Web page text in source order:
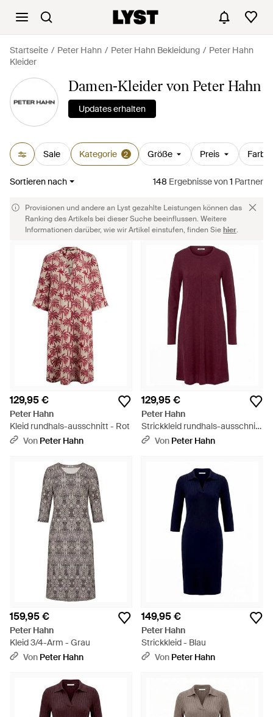
Startseite Peter Hahn Peter Hahn Bekleidung
Peter Hahn
Kleider
Damen-Kleider von Peter Hahn
Updates erhalten
Sale Kategorie 2 Größe Preis Farbe
Sortieren nach 148 Ergebnissevon1 Partner
Provisionen und andere an Lyst gezahlte Leistungen können das
Ranking des Artikels bei dieser Suche beeinflussen. Weitere
Informationen darüber, wie wir Artikel einstufen, finden Siehier.
129,95 €
Peter Hahn
Kleid rundhals-ausschnitt - Rot
Von Peter Hahn
129,95 €
Peter Hahn
Strickkleid rundhals-ausschnitt
- LilaVon Peter Hahn
159,95 €
Peter Hahn
Kleid 3/4-Arm - Grau
Von Peter Hahn
149,95 €
Peter Hahn
Strickkleid - Blau
Von Peter Hahn